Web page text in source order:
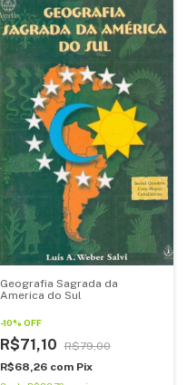
Geografia Sagrada da
America do Sul
-10% OFF
R$71,10
R$79,00
R$68,26 com Pix